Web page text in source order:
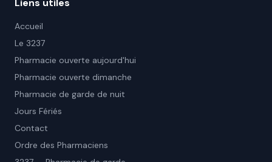
Liens utiles
Accueil
Le 3237
Pharmacie ouverte aujourd'hui
Pharmacie ouverte dimanche
Pharmacie de garde de nuit
Jours Fériés
Contact
Ordre des Pharmaciens